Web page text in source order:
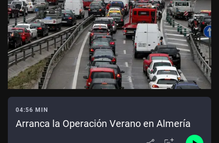
04:56 MIN
Arranca la Operación Verano en Almería